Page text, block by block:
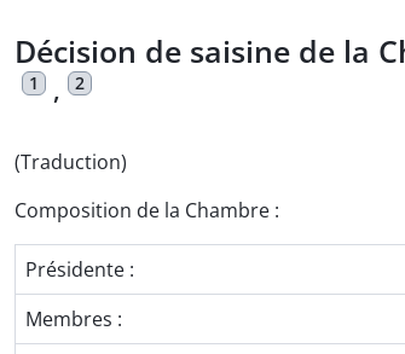
Décision de saisine de la
1 , 2
(Traduction)
Composition de la Chambre :
Présidente :
Membres :